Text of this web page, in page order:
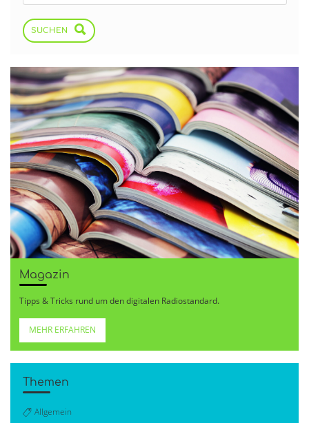
SUCHEN
Magazin
Tipps & Tricks rund um den digitalen Radiostandard.
MEHR ERFAHREN
Themen
Allgemein